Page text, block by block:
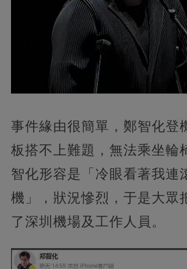
事件緣由很簡單，鄭智化登
板搭不上難題，無法乘坐輪
智化形容是「冷眼看著我連
機」，狀況慘烈，于是大眾
了深圳機場及工作人員。